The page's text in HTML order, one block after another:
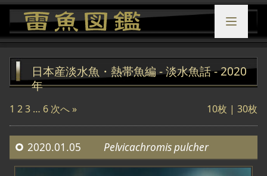
日本産淡水魚・熱帯魚編 - 淡水魚話 - 2020
年
1 23 … 6 次へ » 10枚 | 30枚
2020.01.05 Pelvicachromis pulcher